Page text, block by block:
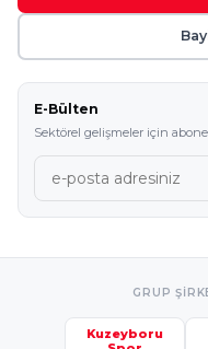
E-Bülten
Sektörel gelişmeler için abone
GRUP
Kuzeyboru